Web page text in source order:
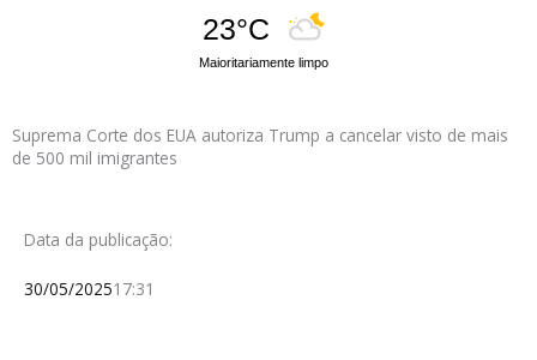
23°C
Maioritariamente limpo
Suprema Corte dos EUA autoriza Trump a cancelar visto de mais
de 500 mil imigrantes
Data da publicação:
30/05/202517:31